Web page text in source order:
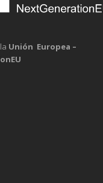
Unión Europea –